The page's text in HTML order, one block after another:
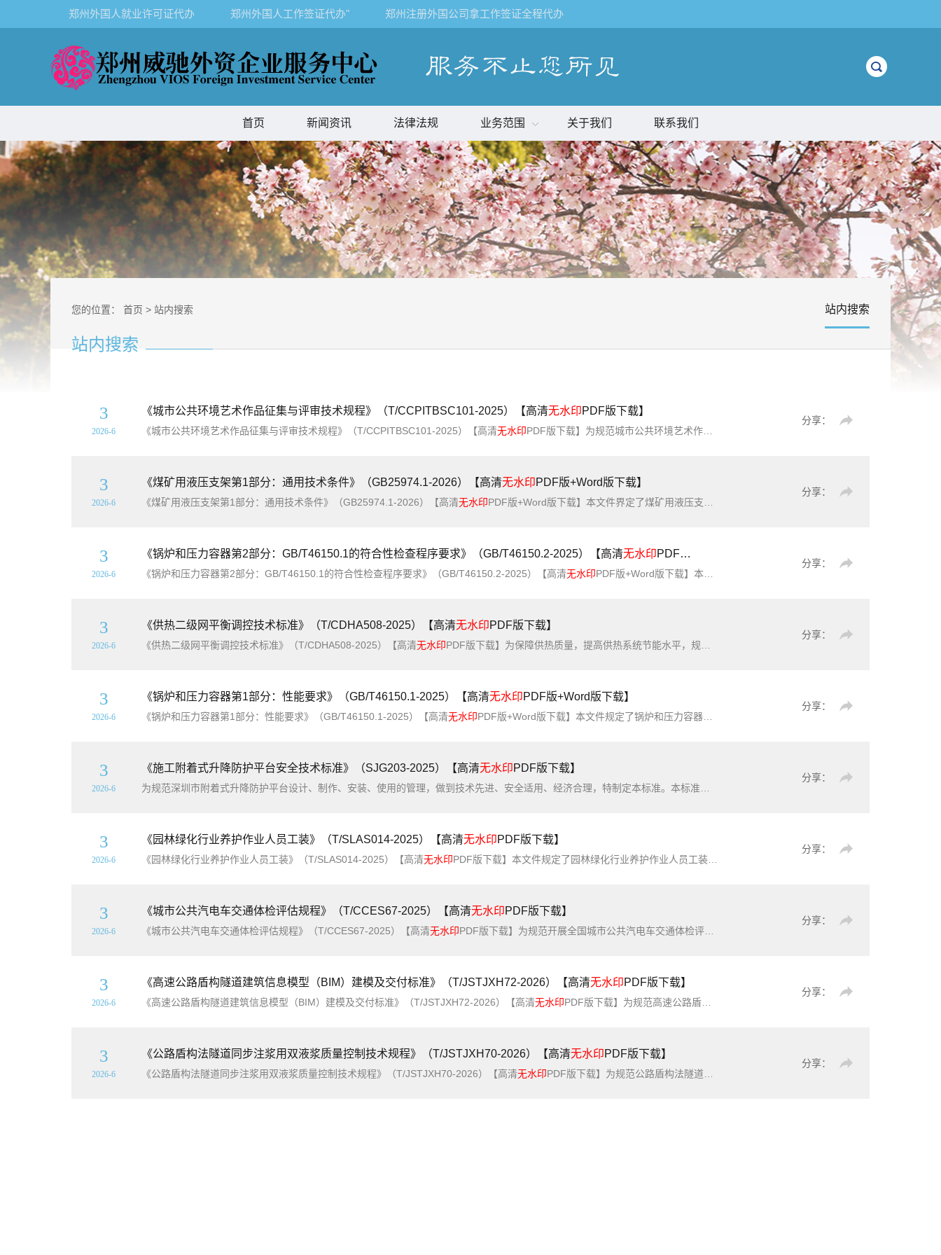
郑州外国人就业许可证代办 郑州外国人工作签证代办" 郑州注册外国公司拿工作签证全程代办
首页 新闻资讯 法律法规 业务范围 关于我们 联系我们
您的位置： 首页 > 站内搜索 站内搜索
站内搜索
3
2026-6
《城市公共环境艺术作品征集与评审技术规程》（T/CCPITBSC101-2025）【高清无水印PDF版下载】
《城市公共环境艺术作品征集与评审技术规程》（T/CCPITBSC101-2025）【高清无水印PDF版下载】为规范城市公共环境艺术作品的征集与评审活动，明确工作流程与技术要求，为城市公共环境艺术作品的征集与评审活动提供指引，加强风险防控与监督，促进城市公共环境艺术有序发展，制定本规程。本规程适用于城市公共环境艺术作品的
分享：
3
2026-6
《煤矿用液压支架第1部分：通用技术条件》（GB25974.1-2026）【高清无水印PDF版+Word版下载】
《煤矿用液压支架第1部分：通用技术条件》（GB25974.1-2026）【高清无水印PDF版+Word版下载】本文件界定了煤矿用液压支架的术语，规定了其要求、标志、包装、运输、贮存及使用维护，确立了检验规则，描述了相应试验方法。本文件适用于煤矿用液压支架(以下简称支架)的研发、设计、生产以及试验等
分享：
3
2026-6
《锅炉和压力容器第2部分：GB/T46150.1的符合性检查程序要求》（GB/T46150.2-2025）【高清无水印PDF版+Word版下载】
《锅炉和压力容器第2部分：GB/T46150.1的符合性检查程序要求》（GB/T46150.2-2025）【高清无水印PDF版+Word版下载】本文件规定了对锅炉和压力容器产品标准进行符合性检查的程序和标准格式，以证明其满足 GB/T46150.1-2025的性能要求。本文件适用于GB/T46150.1-2025性能要
分享：
3
2026-6
《供热二级网平衡调控技术标准》（T/CDHA508-2025）【高清无水印PDF版下载】
《供热二级网平衡调控技术标准》（T/CDHA508-2025）【高清无水印PDF版下载】为保障供热质量，提高供热系统节能水平，规范二级网平衡调控技术应用，制定本标准。本标准适用于热水供热二级网平衡调控工程的设计、施工、运行与维护。
分享：
3
2026-6
《锅炉和压力容器第1部分：性能要求》（GB/T46150.1-2025）【高清无水印PDF版+Word版下载】
《锅炉和压力容器第1部分：性能要求》（GB/T46150.1-2025）【高清无水印PDF版+Word版下载】本文件规定了锅炉和压力容器建造的性能要求。本文件适用于锅炉和压力容器的建造要求，不包括运行、维护和在用设备检验等要求。
分享：
3
2026-6
《施工附着式升降防护平台安全技术标准》（SJG203-2025）【高清无水印PDF版下载】
分享：
3
2026-6
《园林绿化行业养护作业人员工装》（T/SLAS014-2025）【高清无水印PDF版下载】
《园林绿化行业养护作业人员工装》（T/SLAS014-2025）【高清无水印PDF版下载】本文件规定了园林绿化行业养护作业人员工装的外观样式、颜色、号型规格、标识、配套装备等全部技术特征.本文件适用于园林绿化行业养护作业人员工装的生产、检验及包装。
分享：
3
2026-6
《城市公共汽电车交通体检评估规程》（T/CCES67-2025）【高清无水印PDF版下载】
《城市公共汽电车交通体检评估规程》（T/CCES67-2025）【高清无水印PDF版下载】为规范开展全国城市公共汽电车交通体检评估工作，做到流程标准、方法得当、结果可信，制定本规程。本规程适用于全国设市城市的各类城市公交体检工作。
分享：
3
2026-6
《高速公路盾构隧道建筑信息模型（BIM）建模及交付标准》（T/JSTJXH72-2026）【高清无水印PDF版下载】
《高速公路盾构隧道建筑信息模型（BIM）建模及交付标准》（T/JSTJXH72-2026）【高清无水印PDF版下载】为规范高速公路盾构隧道建筑信息模型技术在设计、施工和运维阶段的应用，提高建筑信息模型信息传递效率，制定本标准。本标准适用于新建、改建、扩建高速公路盾构隧道工程在设计、施工、运维各阶段的建筑信息模型建模及交
分享：
3
2026-6
《公路盾构法隧道同步注浆用双液浆质量控制技术规程》（T/JSTJXH70-2026）【高清无水印PDF版下载】
《公路盾构法隧道同步注浆用双液浆质量控制技术规程》（T/JSTJXH70-2026）【高清无水印PDF版下载】为规范公路盾构法隧道工程同步注浆用双液浆的生产和质量控制，制定本规程。本规程适用于盾构法施工的公路隧道工程同步注浆用双液浆的质量控制和管理。
分享：